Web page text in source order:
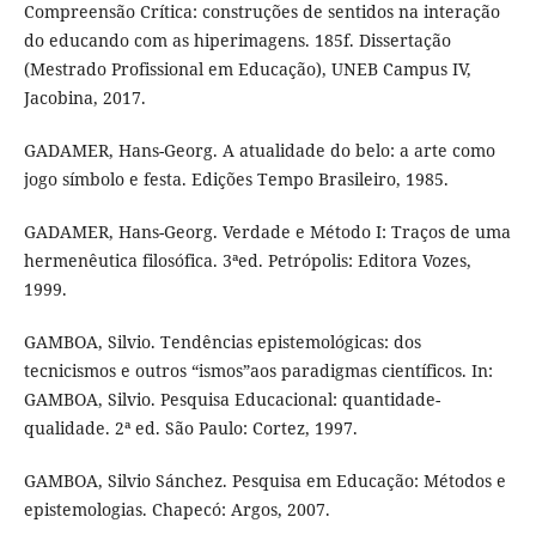
Compreensão Crítica: construções de sentidos na interação
do educando com as hiperimagens. 185f. Dissertação
(Mestrado Profissional em Educação), UNEB Campus IV,
Jacobina, 2017.
GADAMER, Hans-Georg. A atualidade do belo: a arte como
jogo símbolo e festa. Edições Tempo Brasileiro, 1985.
GADAMER, Hans-Georg. Verdade e Método I: Traços de uma
hermenêutica filosófica. 3ªed. Petrópolis: Editora Vozes,
1999.
GAMBOA, Silvio. Tendências epistemológicas: dos
tecnicismos e outros “ismos”aos paradigmas científicos. In:
GAMBOA, Silvio. Pesquisa Educacional: quantidade-
qualidade. 2ª ed. São Paulo: Cortez, 1997.
GAMBOA, Silvio Sánchez. Pesquisa em Educação: Métodos e
epistemologias. Chapecó: Argos, 2007.